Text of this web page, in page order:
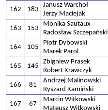
162
183
Janusz Warchoł
Jerzy Maciejak
163
153
Monika Sautaux
Radosław Szczepański
164
105
Piotr Dybowski
Marek Parol
165
145
Zbigniew Prasek
Robert Krawczyk
166 81
Andrzej Malinowski
Ryszard Kamiński
167 67
Marcin Witkowski
Mateusz Witkowski